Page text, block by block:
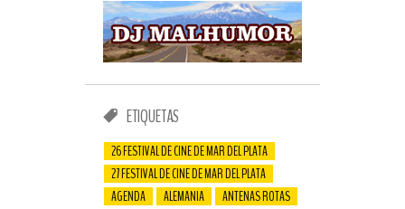
ETIQUETAS
26 FESTIVAL DE CINE DE MAR DEL PLATA
27 FESTIVAL DE CINE DE MAR DEL PLATA
AGENDA
ALEMANIA
ANTENAS ROTAS